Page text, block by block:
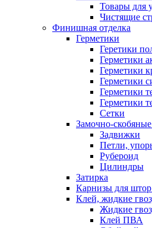
Товары для
Чистящие
Финишная отделка
Герметики
Геретики
Герметики
Герметики
Герметики
Герметики
Герметики
Сетки
Замочно-
Задвижки
Петли,
Рубероид
Цилиндры
Затирка
Карнизы для
Клей, жидкие
Жидкие
Клей ПВА